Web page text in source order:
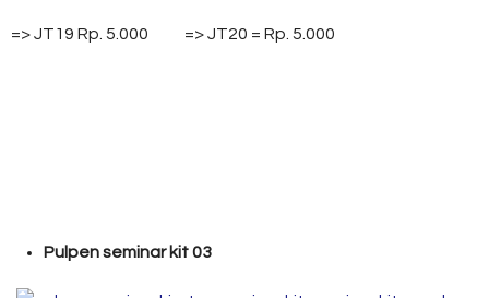
=> JT19 Rp. 5.000 => JT20 = Rp. 5.000
Pulpen seminar kit 03